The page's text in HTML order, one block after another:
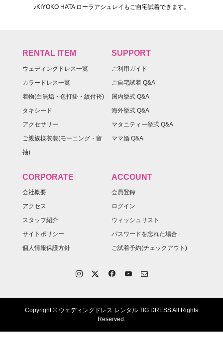
♪KIYOKO HATA ローラアシュレイもご自宅試着できます。
RENTAL ITEM
ウェディングドレス一覧
カラードレス一覧
着物(白無垢・色打掛・紋付袴)
タキシード
アクセサリー
ご親族様衣装(モーニング・留
袖)
SUPPORT
ご利用ガイド
ご自宅試着 Q&A
国内挙式 Q&A
海外挙式 Q&A
マタニティー挙式 Q&A
ママ婚 Q&A
CORPORATE
会社概要
アクセス
スタッフ紹介
サイトポリシー
個人情報保護方針
ACCOUNT
会員登録
ログイン
ウィッシュリスト
パスワードを忘れた場合
ご試着予約(チェックアウト)
Copyright © ウェディングドレス レンタル TIG DRESS All Rights
Reserved.